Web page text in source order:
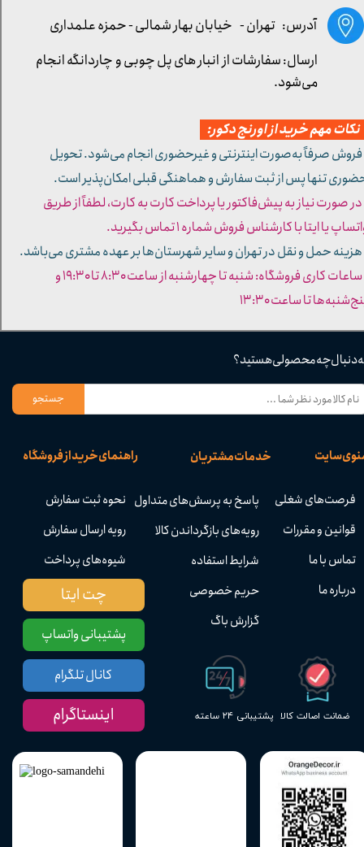
پشتیبانی ۲۴ ساعته ضمانت اصالت کالا
راهنمای خرید از فروشگاه
نحوه ثبت سفارش
رویه ارسال سفارش
شیوه‌های پرداخت
خدمات مشتریان
پاسخ به پرسش‌های متداول
رویه‌های بازگرداندن کالا
شرایط استفاده
حریم خصوصی
گزارش باگ
سایت
فرصت‌های شغلی
قوانین و مقررات
تماس با ما
درباره ما
دنبال چه محصولی هستید؟
جستجو
پشتیبانی واتساپ
چت ایتا
کانال تلگرام
اینستاگرام
آدرس: تهران - خیابان بهار شمالی - حمزه علمداری
مهم خرید از اورنج دکور:
صرفاً به‌صورت اینترنتی و غیرحضوری انجام می‌شود. تحویل
تنها پس از ثبت سفارش و هماهنگی قبلی امکان‌پذیر است.
صورت نیاز به پیش‌فاکتور یا پرداخت کارت به کارت، لطفاً از طریق
یا ایتا با کارشناس فروش شماره ۱ تماس بگیرید.
حمل و نقل در تهران و سایر شهرستان‌ها بر عهده مشتری می‌باشد.
- ساعات کاری فروشگاه: شنبه تا چهارشنبه از ساعت ۸:۳۰ تا ۱۹:۳۰ و
تا ساعت ۱۳:۳۰​​​​​​​
ارسال: سفارشات از انبار های پل چوبی و چاردانگه انجام
می‌شود.